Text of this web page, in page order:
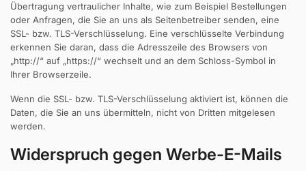
Übertragung vertraulicher Inhalte, wie zum Beispiel Bestellungen
oder Anfragen, die Sie an uns als Seitenbetreiber senden, eine
SSL- bzw. TLS-Verschlüsselung. Eine verschlüsselte Verbindung
erkennen Sie daran, dass die Adresszeile des Browsers von
„http://“ auf „https://“ wechselt und an dem Schloss-Symbol in
Ihrer Browserzeile.
Wenn die SSL- bzw. TLS-Verschlüsselung aktiviert ist, können die
Daten, die Sie an uns übermitteln, nicht von Dritten mitgelesen
werden.
Widerspruch gegen Werbe-E-Mails